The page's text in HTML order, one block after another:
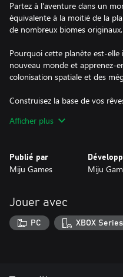
Partez à l'aventure dans un
équivalente à la moitié de la
de nombreux biomes originaux.
Pourquoi cette planète est-elle
nouveau monde et apprenez-
colonisation spatiale et des
Construisez la base de vos
rendre sur Humble grâce au
du jeu, après avoir terraformé
Afficher plus
Publié par
Miju Games Miju
Jouer avec
PC XBOX